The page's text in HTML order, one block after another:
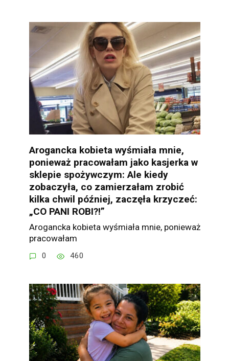
Arogancka kobieta wyśmiała mnie,
ponieważ pracowałam jako kasjerka w
sklepie spożywczym: Ale kiedy
zobaczyła, co zamierzałam zrobić
kilka chwil później, zaczęła krzyczeć:
„CO PANI ROBI?!”
Arogancka kobieta wyśmiała mnie, ponieważ
pracowałam
0 460